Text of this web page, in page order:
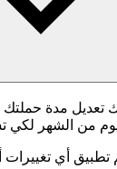
من الشهر لكي
تطبيق أي